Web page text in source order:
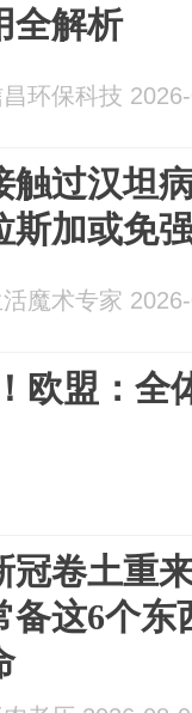
全解析
环保科技
触过汉坦
斯加或免
魔术专家
欧盟：全
冠卷土重
备这6个东